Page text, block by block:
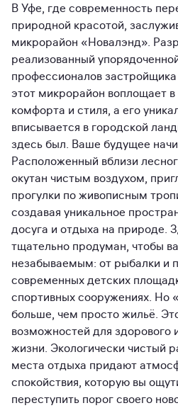
В Уфе, где современность
природной красотой,
микрорайон «Новалэнд».
реализованный
профессионалов
этот микрорайон воплощает
комфорта и стиля, а его
вписывается в городской
здесь был. Ваше будущее
Расположенный вблизи
окутан чистым воздухом,
прогулки по живописным
создавая уникальное
досуга и отдыха на природе.
тщательно продуман, чтобы
незабываемым: от рыбалки и
современных детских
спортивных сооружениях. Но
больше, чем просто жильё.
возможностей для здорового
жизни. Экологически чистый
места отдыха придают
спокойствия, которую вы
переступить порог своего